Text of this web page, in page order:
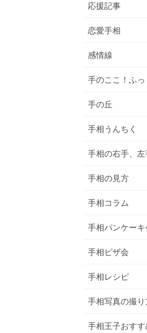
応援記事
恋愛手相
感情線
手のここ！ふ
手の丘
手相うんちく
手相の右手、
手相の見方
手相コラム
手相パンケーキ
手相ピザ会
手相レシピ
手相写真の撮り
手相王子おす